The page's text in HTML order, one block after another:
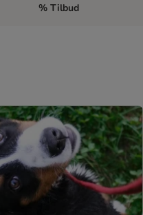
DiætfoderÅben kategori menu:
% Tilbud